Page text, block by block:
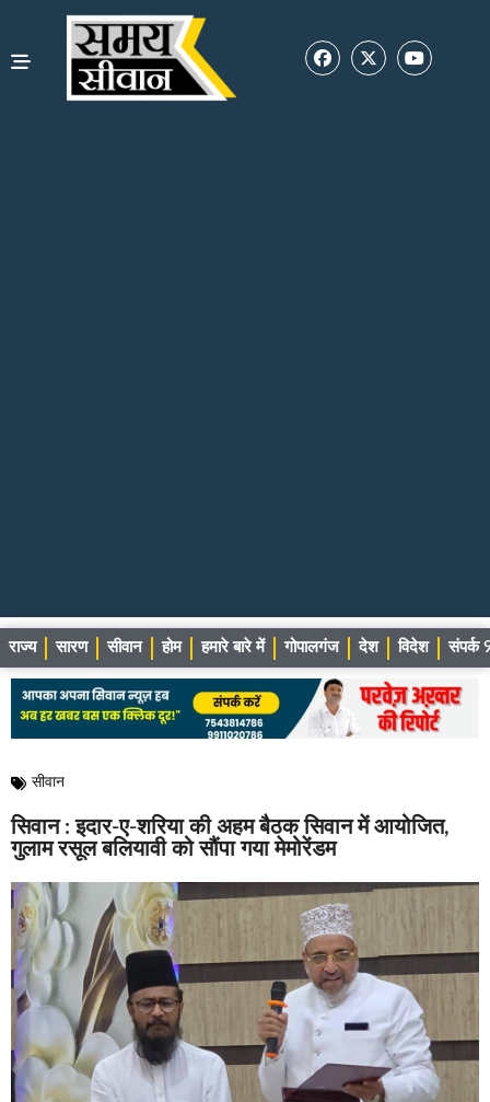
राज्य सारण सीवान होम हमारे बारे में गोपालगंज देश विदेश संपर्क
सीवान
सिवान : इदार-ए-शरिया की अहम बैठक सिवान में आयोजित,
गुलाम रसूल बलियावी को सौंपा गया मेमोरेंडम